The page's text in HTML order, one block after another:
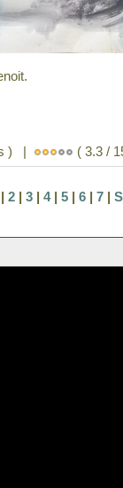
) | ( 3.3 /
2| 3| 4| 5| 6| 7|